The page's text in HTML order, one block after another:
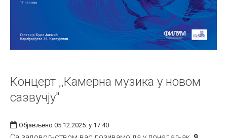
Концерт ,,Камерна музика у новом
сазвучју"
Објављено 05.12.2025. у 17:40